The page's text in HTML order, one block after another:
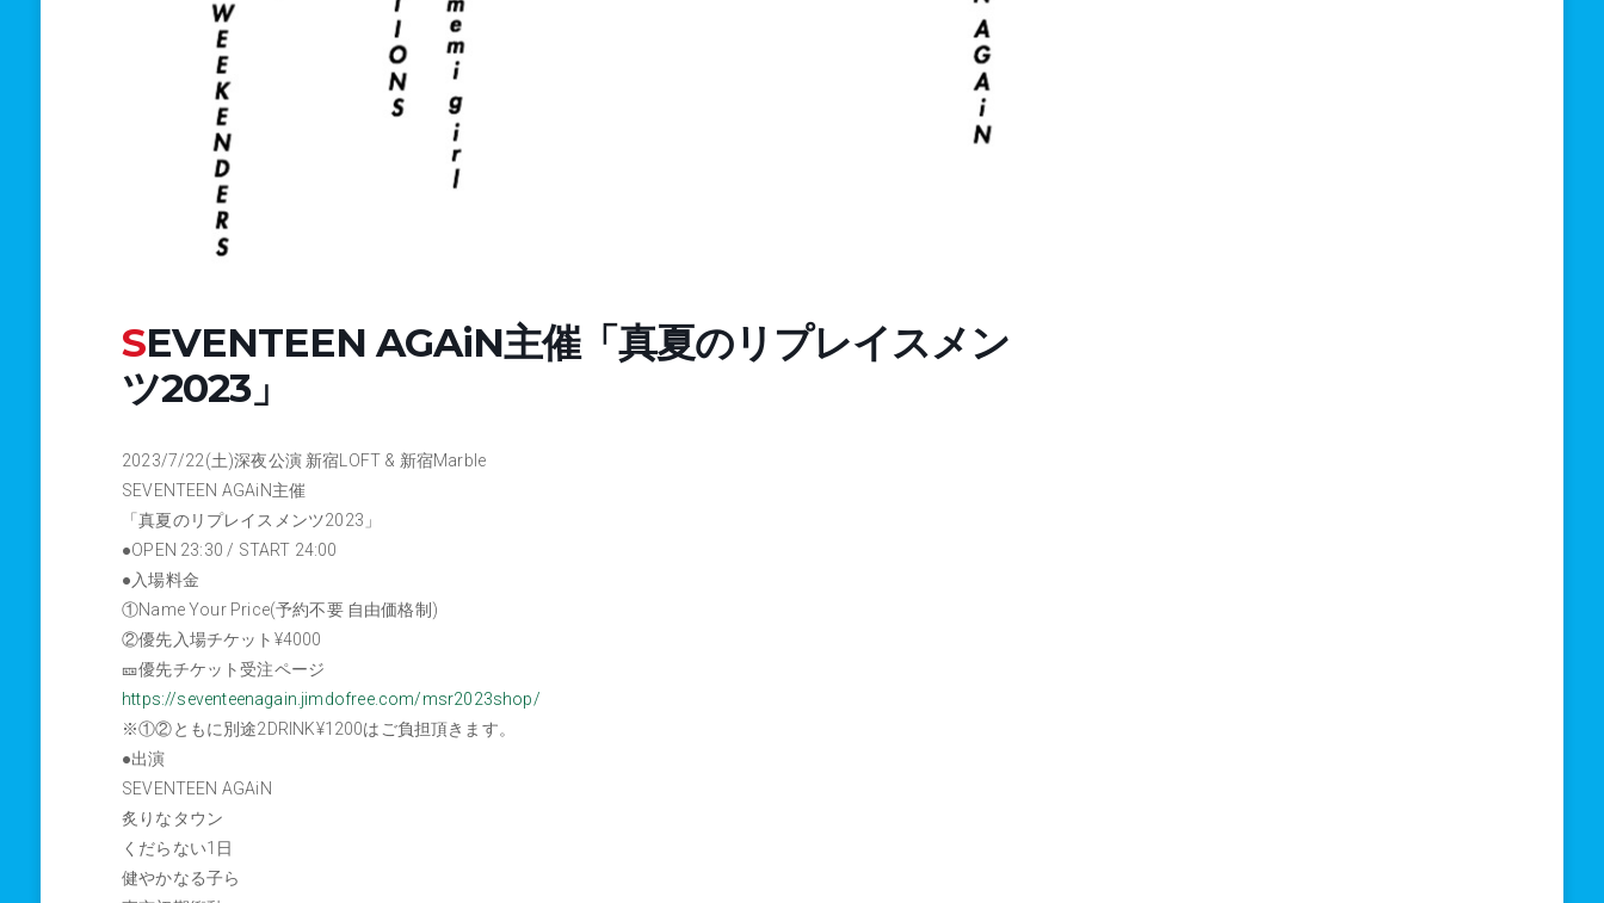
SEVENTEEN AGAiN主催「真夏のリプレイスメン
ツ2023」
2023/7/22(土)深夜公演 新宿LOFT & 新宿Marble
SEVENTEEN AGAiN主催
「真夏のリプレイスメンツ2023」
●OPEN 23:30 / START 24:00
●入場料金
①Name Your Price(予約不要 自由価格制)
②優先入場チケット¥4000
🎫優先チケット受注ページ
https://seventeenagain.jimdofree.com/msr2023shop/
※①②ともに別途2DRINK¥1200はご負担頂きます。
●出演
SEVENTEEN AGAiN
炙りなタウン
くだらない1日
健やかなる子ら